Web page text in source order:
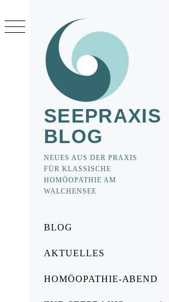
SEEPRAXIS
BLOG
NEUES AUS DER PRAXIS
FÜR KLASSISCHE
HOMÖOPATHIE AM
WALCHENSEE
BLOG
AKTUELLES
HOMÖOPATHIE-ABEND
to
content